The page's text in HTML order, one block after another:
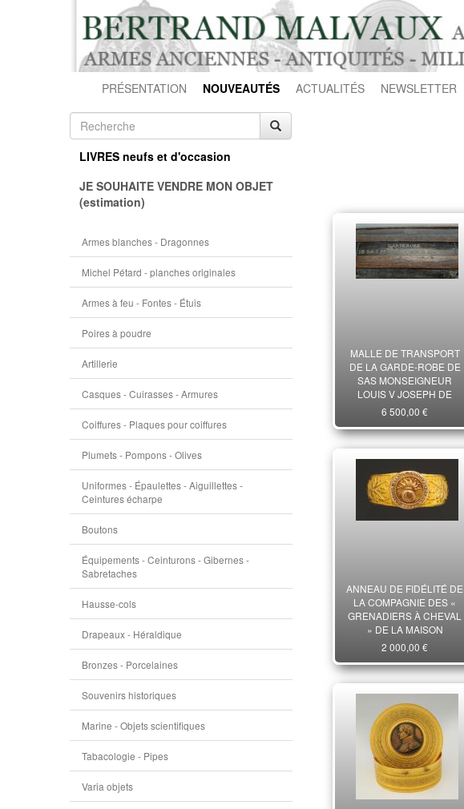
PRÉSENTATION NOUVEAUTÉS ACTUALITÉS NEWSLETTER
LIVRES neufs et d'occasion
JE SOUHAITE VENDRE MON OBJET
(estimation)
Armes blanches - Dragonnes
Michel Pétard - planches originales
Armes à feu - Fontes - Étuis
Poires à poudre
Artillerie
Casques - Cuirasses - Armures
Coiffures - Plaques pour coiffures
Plumets - Pompons - Olives
Uniformes - Épaulettes - Aiguillettes -
Ceintures écharpe
Boutons
Équipements - Ceinturons - Gibernes -
Sabretaches
Hausse-cols
Drapeaux - Héraldique
Bronzes - Porcelaines
Souvenirs historiques
Marine - Objets scientifiques
Tabacologie - Pipes
Varia objets
MALLE DE TRANSPORT
DE LA GARDE-ROBE DE
SAS MONSEIGNEUR
LOUIS V JOSEPH DE
BOURBON-CONDÉ,
PRINCE DE CONDÉ, 2d
MOITIÉ DU XVIIIe siècle
6 500,00 €
ANNEAU DE FIDÉLITÉ DE
LA COMPAGNIE DES «
GRENADIERS À CHEVAL
» DE LA MAISON
MILITAIRE DU ROI, AYANT
APPARTENU À B.
SMIDTTE, Restauration.
33902
2 000,00 €